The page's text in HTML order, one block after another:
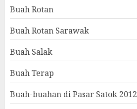
Buah Rotan
Buah Rotan Sarawak
Buah Salak
Buah Terap
Buah-buahan di Pasar Satok 2012